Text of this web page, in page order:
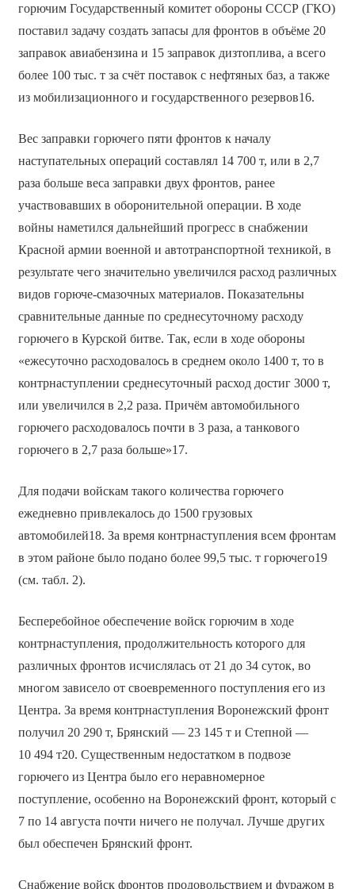
горючим Государственный комитет обороны СССР (ГКО)
поставил задачу создать запасы для фронтов в объёме 20
заправок авиабензина и 15 заправок дизтоплива, а всего
более 100 тыс. т за счёт поставок с нефтяных баз, а также
из мобилизационного и государственного резервов16.
Вес заправки горючего пяти фронтов к началу
наступательных операций составлял 14 700 т, или в 2,7
раза больше веса заправки двух фронтов, ранее
участвовавших в оборонительной операции. В ходе
войны наметился дальнейший прогресс в снабжении
Красной армии военной и автотранспортной техникой, в
результате чего значительно увеличился расход различных
видов горюче-смазочных материалов. Показательны
сравнительные данные по среднесуточному расходу
горючего в Курской битве. Так, если в ходе обороны
«ежесуточно расходовалось в среднем около 1400 т, то в
контрнаступлении среднесуточный расход достиг 3000 т,
или увеличился в 2,2 раза. Причём автомобильного
горючего расходовалось почти в 3 раза, а танкового
горючего в 2,7 раза больше»17.
Для подачи войскам такого количества горючего
ежедневно привлекалось до 1500 грузовых
автомобилей18. За время контрнаступления всем фронтам
в этом районе было подано более 99,5 тыс. т горючего19
(см. табл. 2).
Бесперебойное обеспечение войск горючим в ходе
контрнаступления, продолжительность которого для
различных фронтов исчислялась от 21 до 34 суток, во
многом зависело от своевременного поступления его из
Центра. За время контрнаступления Воронежский фронт
получил 20 290 т, Брянский — 23 145 т и Степной —
10 494 т20. Существенным недостатком в подвозе
горючего из Центра было его неравномерное
поступление, особенно на Воронежский фронт, который с
7 по 14 августа почти ничего не получал. Лучше других
был обеспечен Брянский фронт.
Снабжение войск фронтов продовольствием и фуражом в